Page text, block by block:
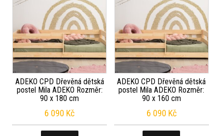
ADEKO CPD Dřevěná dětská
postel Mila ADEKO Rozměr:
90 x 180 cm
6 090 Kč
ADEKO CPD Dřevěná dětská
postel Mila ADEKO Rozměr:
90 x 160 cm
6 090 Kč